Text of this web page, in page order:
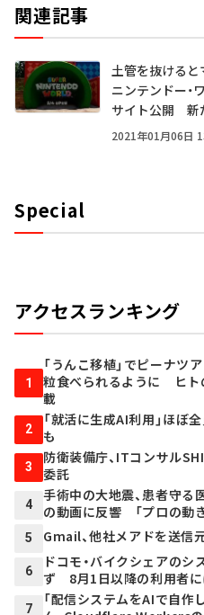
関連記事
土管を抜けると
ニンテンドー・
サイト公開 新
2021年01月06日
Special
アクセスランキング
1
「うんこ移植」でピーナツ
粒食べられるように ヒ
載
2
「就活に生成AI利用」ほ
も
3
防衛装備庁、ITコンサル
委託
4
手術中の大地震、患者守
の動画に反響 「プロの動き
5 Gmail、他社メアドを送信
6
ドコモ・バイクシェアのシ
ず 8月1日以降の利用者に
7
「配信システムをAIで自作